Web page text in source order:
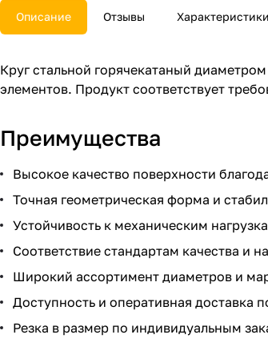
Описание Отзывы Характеристики
Круг стальной горячекатаный
элементов. Продукт соответствует
Преимущества
Высокое качество поверхности
Точная геометрическая форма и
Устойчивость к механическим
Соответствие стандартам качества и
Широкий ассортимент диаметров и
Доступность и оперативная доставка
Резка в размер по индивидуальным